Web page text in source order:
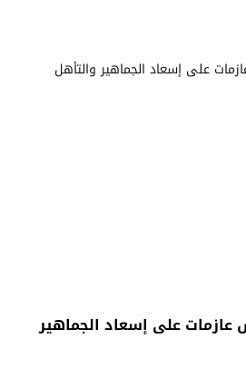
عازمات على إسعاد الجماهير